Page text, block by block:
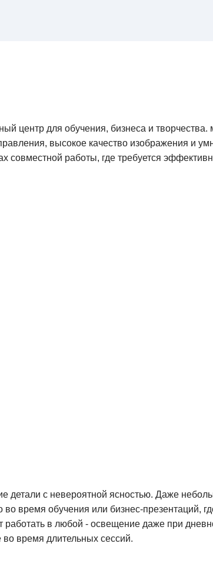
центр для обучения, бизнеса и
высокое качество изображения и
работы, где требуется
детали с невероятной ясностью. Даже
время обучения или бизнес-презентаций,
работать в любой - освещение даже при
время длительных сессий.